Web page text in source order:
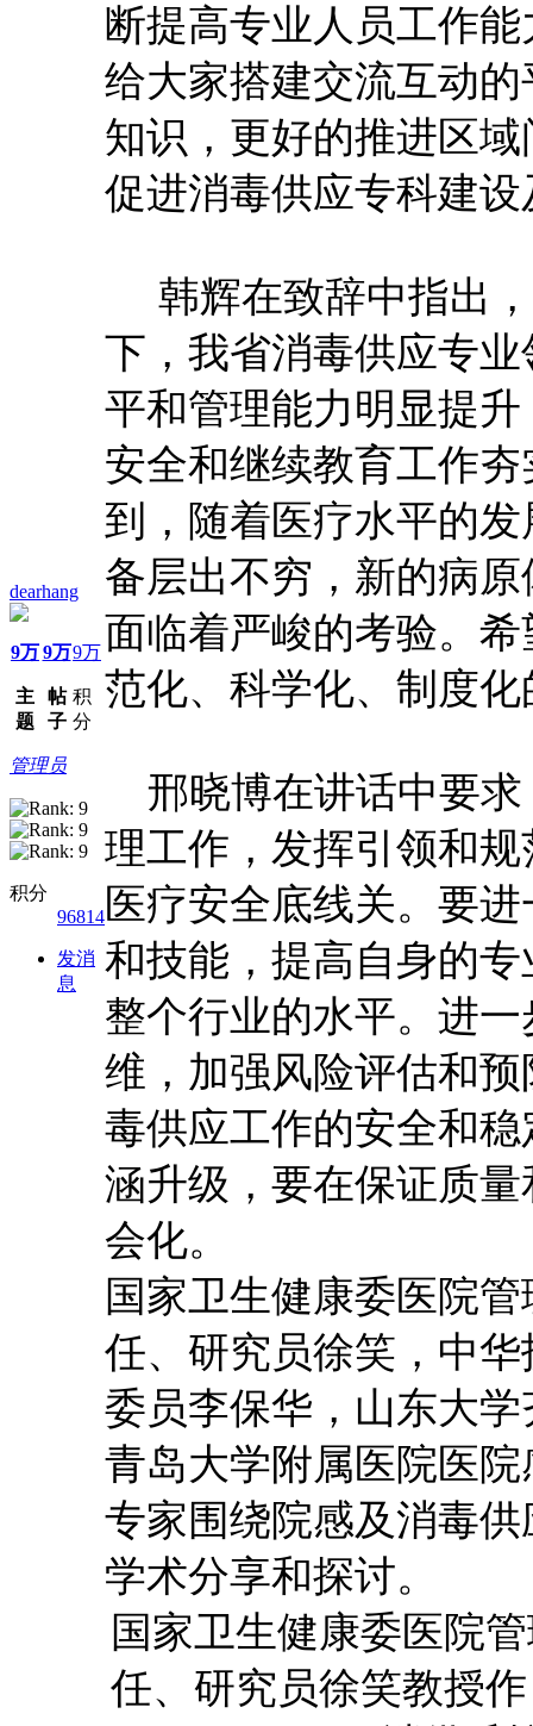
dearhang
9万
主
题
9万
帖
子
9万
积
分
管理员
积分
96814
发消
息
断提高专业人员工作
给大家搭建交流互动
知识，更好的推进区
促进消毒供应专科建
韩辉在致辞中指出，
下，我省消毒供应专
平和管理能力明显提
安全和继续教育工作
到，随着医疗水平的
备层出不穷，新的病
面临着严峻的考验。
范化、科学化、制度
邢晓博在讲话中要求
理工作，发挥引领和
医疗安全底线关。要
和技能，提高自身的
整个行业的水平。进
维，加强风险评估和
毒供应工作的安全和
涵升级，要在保证质
会化。
国家卫生健康委医院
任、研究员徐笑，中
委员李保华，山东大
青岛大学附属医院医
专家围绕院感及消毒
学术分享和探讨。
国家卫生健康委医院
任、研究员徐笑教授